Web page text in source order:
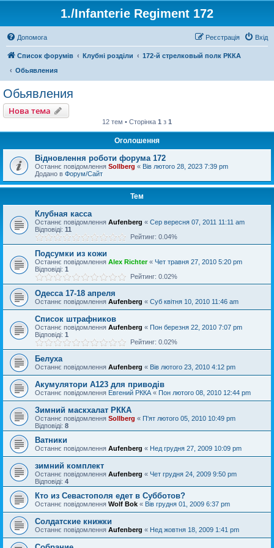
1./Infanterie Regiment 172
Допомога Вхід
Реєстрація
Список форумів Клубні розділи
172-й стрелковый полк РККА
Обьявления
Обьявления
Нова тема
12 тем • Сторінка 1 з 1
Оголошення
Відновлення роботи форума 172
Останнє повідомлення Sollberg « Вів лютого 28, 2023 7:39 pm
Додано в Форум/Сайт
Тем
Клубная касса
Останнє повідомлення Aufenberg « Сер вересня 07, 2011 11:11 am
Відповіді: 11
Рейтинг: 0.04%
Подсумки из кожи
Останнє повідомлення Alex Richter« Чет травня 27, 2010 5:20 pm
Відповіді: 1
Рейтинг: 0.02%
Одесса 17-18 апреля
Останнє повідомлення Aufenberg « Суб квітня 10, 2010 11:46 am
Список штрафников
Останнє повідомлення Aufenberg « Пон березня 22, 2010 7:07 pm
Відповіді: 1
Рейтинг: 0.02%
Белуха
Останнє повідомлення Aufenberg « Вів лютого 23, 2010 4:12 pm
Акумулятори А123 для приводів
Останнє повідомлення Евгений РККА « Пон лютого 08, 2010 12:44 pm
Зимний маскхалат РККА
Останнє повідомлення Sollberg « П'ят лютого 05, 2010 10:49 pm
Відповіді: 8
Ватники
Останнє повідомлення Aufenberg « Нед грудня 27, 2009 10:09 pm
зимний комплект
Останнє повідомлення Aufenberg « Чет грудня 24, 2009 9:50 pm
Відповіді: 4
Кто из Севастополя едет в Субботов?
Останнє повідомлення Wolf Bok « Вів грудня 01, 2009 6:37 pm
Солдатские книжки
Останнє повідомлення Aufenberg « Нед жовтня 18, 2009 1:41 pm